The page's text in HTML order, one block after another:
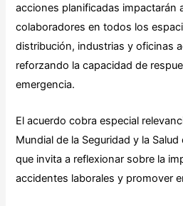
acciones planificadas impactarán
colaboradores en todos los
distribución, industrias y oficinas
reforzando la capacidad de
emergencia.
El acuerdo cobra especial
Mundial de la Seguridad y la
que invita a reflexionar sobre la
accidentes laborales y promover